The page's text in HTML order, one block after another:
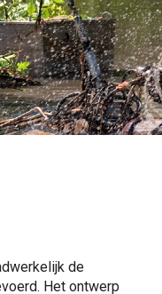
de
Het ontwerp